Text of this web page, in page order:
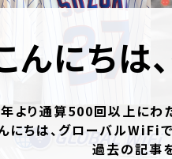
んにちは
より通算500回以上にわ
んにちは、グローバルWiFi
過去の記事